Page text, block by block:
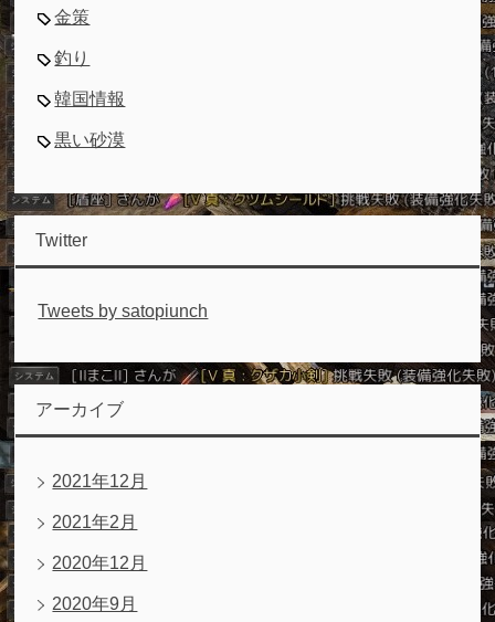
金策
釣り
韓国情報
黒い砂漠
Twitter
Tweets by satopiunch
アーカイブ
2021年12月
2021年2月
2020年12月
2020年9月